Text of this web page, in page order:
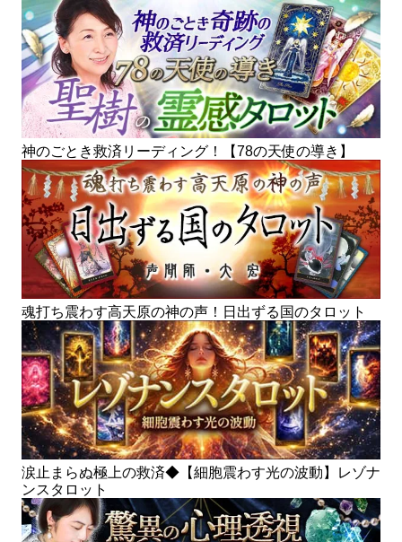
神のごとき救済リーディング！【78の天使の導き】
魂打ち震わす高天原の神の声！日出ずる国のタロット
涙止まらぬ極上の救済◆【細胞震わす光の波動】レゾナ
ンスタロット